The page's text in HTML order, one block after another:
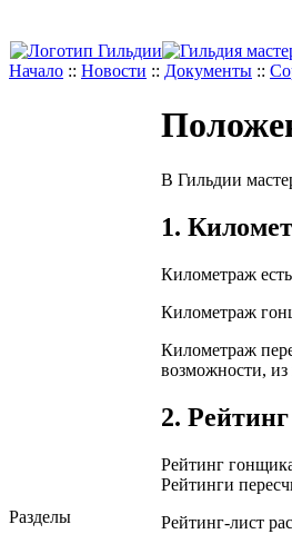
Начало :: Новости :: Документы ::
Разделы
В Гильдии
1.
Километраж
Километраж
Километраж
возможности, из
2. Рейтинг
Рейтинг
Рейтинги
Рейтинг-лист